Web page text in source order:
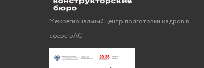
Межрегиональный центр подготовки кадров в
сфере БАС